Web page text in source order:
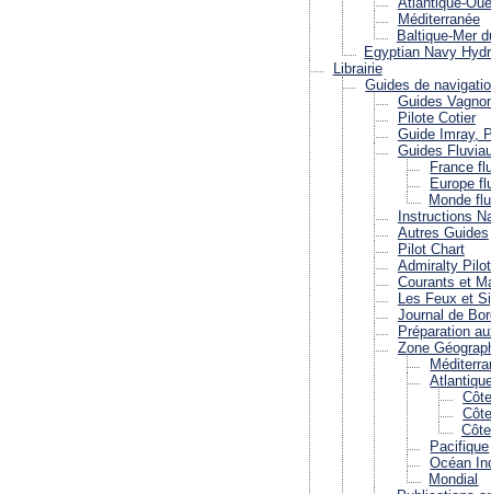
Méditerranée
Baltique-Mer
Egyptian Navy
Librairie
Guides de
Guides
Pilote Cotier
Guide Imray,
Guides
France
Europe
Monde
Instructions
Autres Guides
Pilot Chart
Admiralty
Courants et
Les Feux et
Journal de
Préparation
Zone
Pacifique
Océan
Mondial